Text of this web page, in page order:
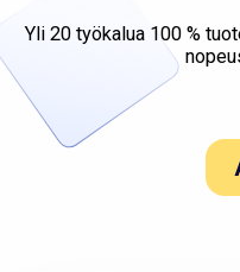
Yli 20 työkalua 100 %